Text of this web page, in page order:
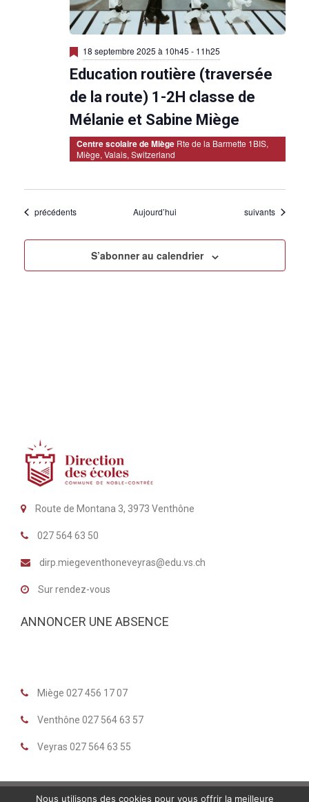
M
i
s
e
n
a
v
a
n
t
18 septembre 2025 à 10h45 - 11h25
Education routière (traversée
de la route) 1-2H classe de
Mélanie et Sabine Miège
Centre scolaire de Miège Rte de la Barmette 1BIS,
Miège, Valais, Switzerland
Évènements
précédents Aujourd’hui Évènements
suivants
S’abonner au calendrier
Route de Montana 3, 3973 Venthône
027 564 63 50
dirp.miegeventhoneveyras@edu.vs.ch
Sur rendez-vous
ANNONCER UNE ABSENCE
Miège 027 456 17 07
Venthône 027 564 63 57
Veyras 027 564 63 55
Nous utilisons des cookies pour vous offrir la meilleure